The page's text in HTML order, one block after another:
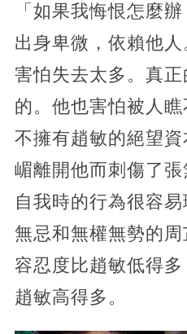
「如果我悔恨怎麼
出身卑微，依賴他人
害怕失去太多。真
的。他也害怕被人
不擁有趙敏的絕望
嵋離開他而刺傷了
自我時的行為很容
無忌和無權無勢的
容忍度比趙敏低得
趙敏高得多。